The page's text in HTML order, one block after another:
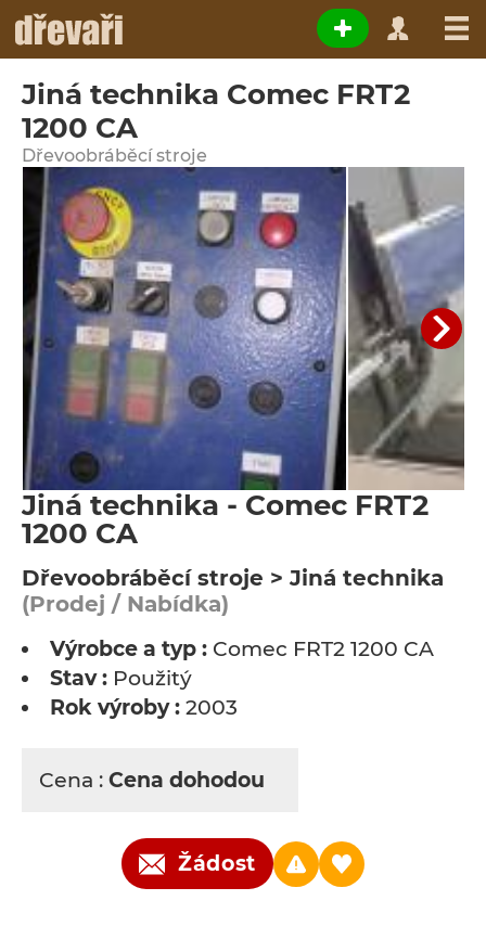
Jiná technika Comec FRT2
1200 CA
Dřevoobráběcí stroje
Jiná technika - Comec FRT2
1200 CA
Dřevoobráběcí stroje > Jiná technika
(Prodej / Nabídka)
Výrobce a typ : Comec FRT2 1200 CA
Stav : Použitý
Rok výroby : 2003
Cena : Cena dohodou
Žádost